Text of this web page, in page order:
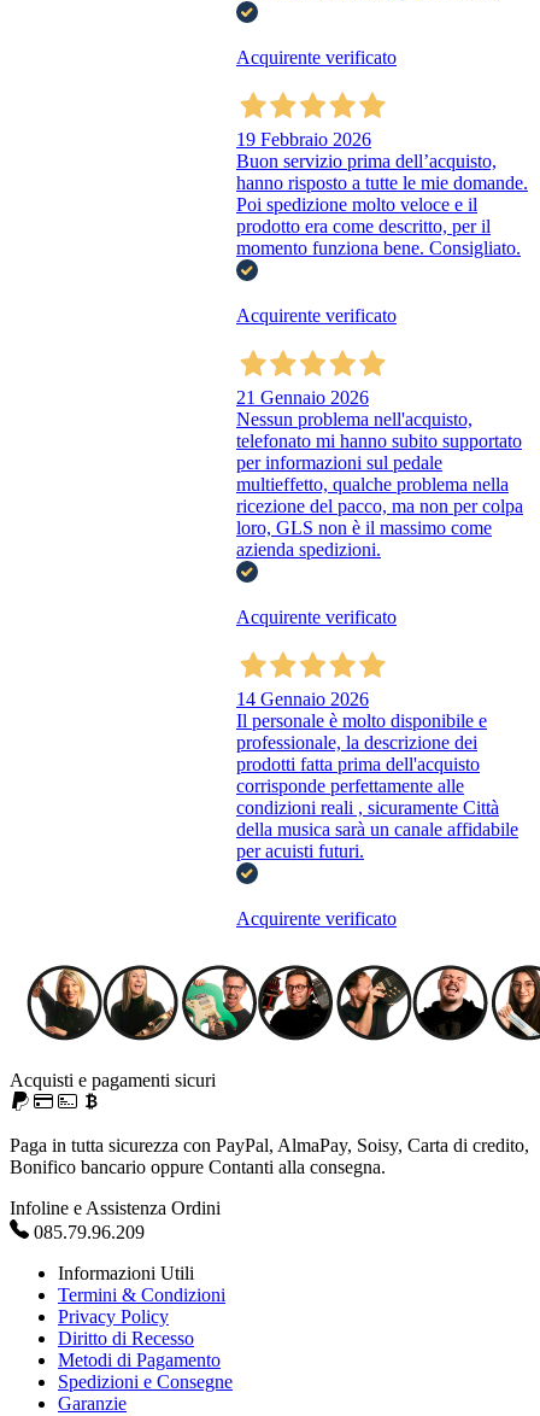
Acquirente verificato
19 Febbraio 2026
Buon servizio prima dell’acquisto,
hanno risposto a tutte le mie domande.
Poi spedizione molto veloce e il
prodotto era come descritto, per il
momento funziona bene. Consigliato.
Acquirente verificato
21 Gennaio 2026
Nessun problema nell'acquisto,
telefonato mi hanno subito supportato
per informazioni sul pedale
multieffetto, qualche problema nella
ricezione del pacco, ma non per colpa
loro, GLS non è il massimo come
azienda spedizioni.
Acquirente verificato
14 Gennaio 2026
Il personale è molto disponibile e
professionale, la descrizione dei
prodotti fatta prima dell'acquisto
corrisponde perfettamente alle
condizioni reali , sicuramente Città
della musica sarà un canale affidabile
per acuisti futuri.
Acquirente verificato
Acquisti e pagamenti sicuri
Paga in tutta sicurezza con PayPal, AlmaPay, Soisy, Carta di credito,
Bonifico bancario oppure Contanti alla consegna.
Infoline e Assistenza Ordini
085.79.96.209
Informazioni Utili
Termini & Condizioni
Privacy Policy
Diritto di Recesso
Metodi di Pagamento
Spedizioni e Consegne
Garanzie